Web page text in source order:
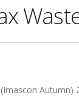
Autumn)